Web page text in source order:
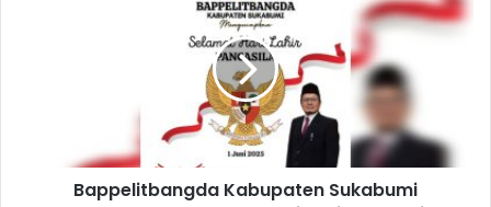
Bappelitbangda Kabupaten Sukabumi